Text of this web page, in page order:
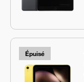
Épuisé